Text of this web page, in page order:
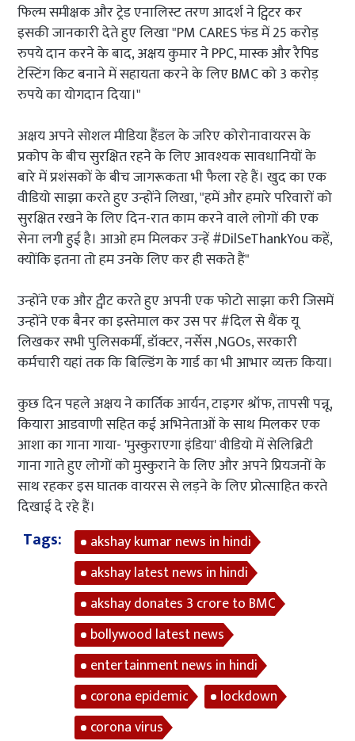
फिल्म समीक्षक और ट्रेड एनालिस्ट तरण आदर्श ने ट्विटर कर
इसकी जानकारी देते हुए लिखा "PM CARES फंड में 25 करोड़
रुपये दान करने के बाद, अक्षय कुमार ने PPC, मास्क और रैपिड
टेस्टिंग किट बनाने में सहायता करने के लिए BMC को 3 करोड़
रुपये का योगदान दिया।"
अक्षय अपने सोशल मीडिया हैंडल के जरिए कोरोनावायरस के
प्रकोप के बीच सुरक्षित रहने के लिए आवश्यक सावधानियों के
बारे में प्रशंसकों के बीच जागरूकता भी फैला रहे हैं। खुद का एक
वीडियो साझा करते हुए उन्होंने लिखा, "हमें और हमारे परिवारों को
सुरक्षित रखने के लिए दिन-रात काम करने वाले लोगों की एक
सेना लगी हुई है। आओ हम मिलकर उन्हें #DilSeThankYou कहें,
क्योंकि इतना तो हम उनके लिए कर ही सकते हैं"
उन्होंने एक और ट्वीट करते हुए अपनी एक फोटो साझा करी जिसमें
उन्होंने एक बैनर का इस्तेमाल कर उस पर #दिल से थैंक यू
लिखकर सभी पुलिसकर्मी, डॉक्टर, नर्सेस ,NGOs, सरकारी
कर्मचारी यहां तक कि बिल्डिंग के गार्ड का भी आभार व्यक्त किया।
कुछ दिन पहले अक्षय ने कार्तिक आर्यन, टाइगर श्रॉफ, तापसी पन्नू,
कियारा आडवाणी सहित कई अभिनेताओं के साथ मिलकर एक
आशा का गाना गाया- 'मुस्कुराएगा इंडिया' वीडियो में सेलिब्रिटी
गाना गाते हुए लोगों को मुस्कुराने के लिए और अपने प्रियजनों के
साथ रहकर इस घातक वायरस से लड़ने के लिए प्रोत्साहित करते
दिखाई दे रहे हैं।
Tags:
akshay kumar news in hindi
akshay latest news in hindi
akshay donates 3 crore to BMC
bollywood latest news
entertainment news in hindi
corona epidemic
lockdown
corona virus